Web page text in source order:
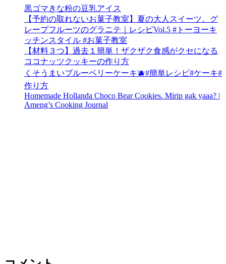
黒ゴマきな粉の豆乳アイス
【予約の取れないお菓子教室】夏の大人スイーツ。グ
レープフルーツのグラニテ｜レシピVol.5 #トーヨーキ
ッチンスタイル #お菓子教室
【材料３つ】過去１簡単！ザクザク食感がクセになる
ココナッツクッキーの作り方
くそうまいブルーベリーケーキ🫐#簡単レシピ#ケーキ#
作り方
Homemade Hollanda Choco Bear Cookies. Mirip gak yaaa? |
Ameng’s Cooking Journal